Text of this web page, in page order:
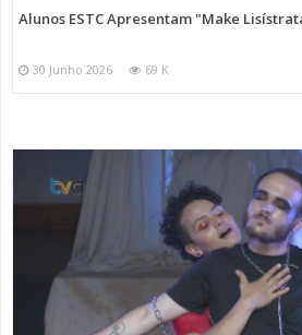
Alunos ESTC Apresentam "Make
30 Junho 2026 69 K